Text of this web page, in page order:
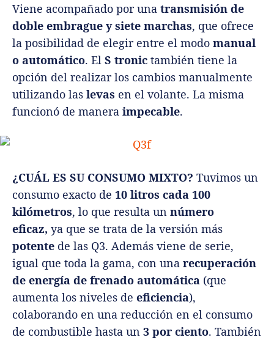
Viene acompañado por una transmisión de
doble embrague y siete marchas, que ofrece
la posibilidad de elegir entre el modo manual
o automático. El S tronic también tiene la
opción del realizar los cambios manualmente
utilizando las levas en el volante. La misma
funcionó de manera impecable.
¿CUÁL ES SU CONSUMO MIXTO? Tuvimos un
consumo exacto de 10 litros cada 100
kilómetros, lo que resulta un número
eficaz, ya que se trata de la versión más
potente de las Q3. Además viene de serie,
igual que toda la gama, con una recuperación
de energía de frenado automática (que
aumenta los niveles de eficiencia),
colaborando en una reducción en el consumo
de combustible hasta un 3 por ciento. También